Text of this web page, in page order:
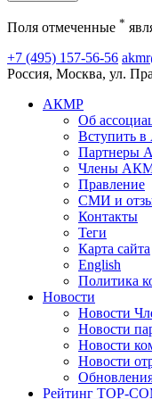
Поля отмеченные *
+7 (495) 157-56-56
Россия, Москва, ул.
АКМР
Об
Вступить
Партнеры
Члены
Правление
СМИ и
Контакты
Теги
Карта сайта
English
Политика
Новости
Новости
Новости
Новости
Новости
Рейтинг TOP-